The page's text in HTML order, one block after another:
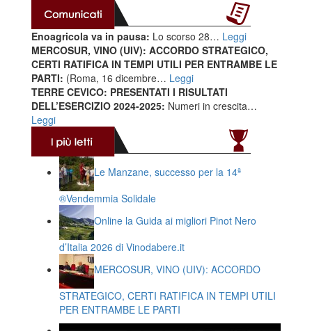
Enoagricola va in pausa: Lo scorso 28… Leggi
MERCOSUR, VINO (UIV): ACCORDO STRATEGICO,
CERTI RATIFICA IN TEMPI UTILI PER ENTRAMBE LE
PARTI: (Roma, 16 dicembre… Leggi
TERRE CEVICO: PRESENTATI I RISULTATI
DELL’ESERCIZIO 2024-2025: Numeri in crescita…
Leggi
Le Manzane, successo per la 14ª
®️Vendemmia Solidale
Online la Guida ai migliori Pinot Nero
d’Italia 2026 di Vinodabere.it
MERCOSUR, VINO (UIV): ACCORDO
STRATEGICO, CERTI RATIFICA IN TEMPI UTILI
PER ENTRAMBE LE PARTI